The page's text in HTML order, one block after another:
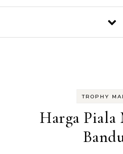
TROPHY
Harga